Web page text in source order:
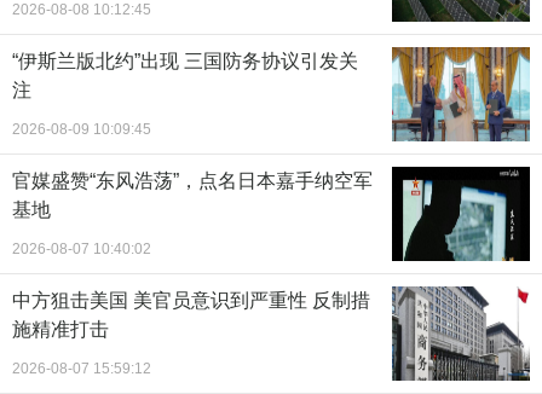
2026-08-08 10:12:45
“伊斯兰版北约”出现 三国防务协议引发关
注
2026-08-09 10:09:45
官媒盛赞“东风浩荡”，点名日本嘉手纳空军
基地
2026-08-07 10:40:02
中方狙击美国 美官员意识到严重性 反制措
施精准打击
2026-08-07 15:59:12